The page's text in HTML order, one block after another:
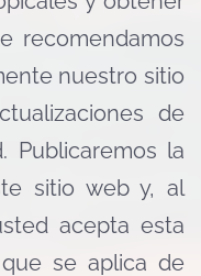
recomendamos
nuestro sitio
de
Publicaremos la
sitio web y, al
acepta esta
se aplica de